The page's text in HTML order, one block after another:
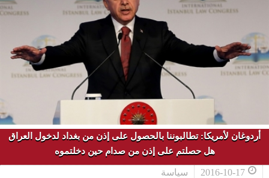
أردوغان لأمريكا: تطالبوننا بالحصول على إذن من بغداد لدخول العراق
هل حصلتم على إذن من صدام حين دخلتموه
2016-10-17 سياسة